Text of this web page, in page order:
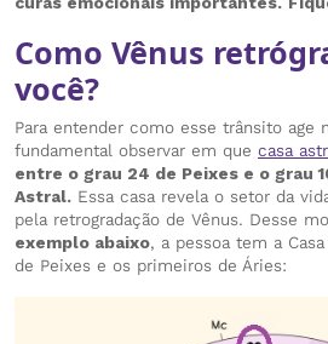
Como Vênus
você?
Para entender como esse trânsito age
fundamental observar em que casa
entre o grau 24 de Peixes e o grau
Astral. Essa casa revela o setor da
pela retrogradação de Vênus. Desse
exemplo abaixo, a pessoa tem a
de Peixes e os primeiros de Áries: